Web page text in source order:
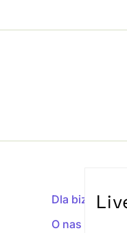
Dla biznesu
O nas